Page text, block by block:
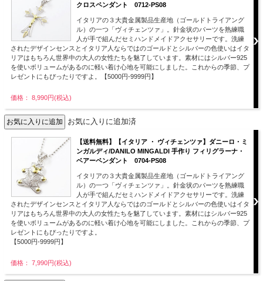
クロスペンダント 0712-PS08
イタリアの３大貴金属製品生産地（ゴールドトライアング
ル）の一つ「ヴィチェンツァ」。針金状のパーツを熟練職
人が手で組んだセミハンドメイドアクセサリーです。洗練
されたデザインセンスとイタリア人ならではのゴールドとシルバーの色使いはイタ
リアはもちろん世界中の大人の女性たちを魅了しています。素材にはシルバー925
を使いボリュームがあるのに軽い着け心地を可能にしました。これからの季節、プ
レゼントにもぴったりですよ。【5000円-9999円】
価格： 8,990円(税込)
お気に入りに追加済
【送料無料】【イタリア ・ ヴィチェンツァ】ダニーロ・ミ
ンガルディ/DANILO MINGALDI 手作り フィリグラーナ・
ベアーペンダント 0704-PS08
イタリアの３大貴金属製品生産地（ゴールドトライアング
ル）の一つ「ヴィチェンツァ」。針金状のパーツを熟練職
人が手で組んだセミハンドメイドアクセサリーです。洗練
されたデザインセンスとイタリア人ならではのゴールドとシルバーの色使いはイタ
リアはもちろん世界中の大人の女性たちを魅了しています。素材にはシルバー925
を使いボリュームがあるのに軽い着け心地を可能にしました。これからの季節、プ
レゼントにもぴったりですよ。
【5000円-9999円】
価格： 7,990円(税込)